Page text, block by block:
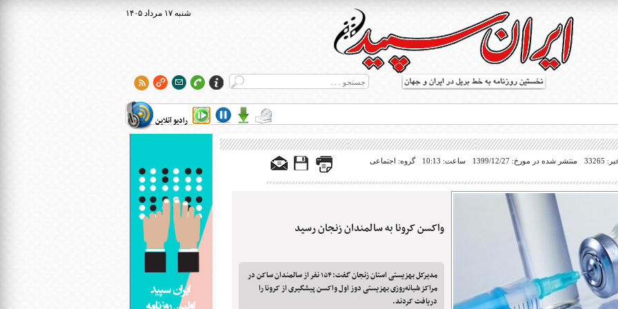
۱۴۰۵ شنبه ۱۷ مرداد
رادیو آنلاین
بریل در جهان
منتشر شده در مورخ: 1399/12/27 ساعت: 10:13 گروه: اجتماعی
واکسن کرونا به سالمندان زنجان رسید
مدیرکل بهزیستی استان زنجان گفت: ۱۵۴ نفر از سالمندان ساکن در
مراکز شبانه‌روزی بهزیستی دوز اول واکسن پیشگیری از کرونا را
دریافت کردند.